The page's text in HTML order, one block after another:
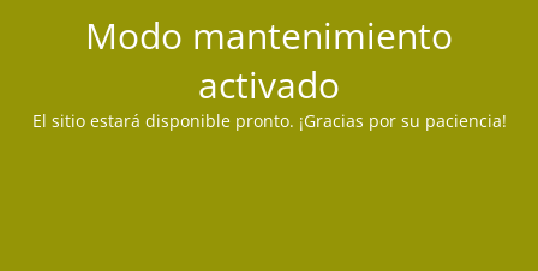
Modo mantenimiento
activado
El sitio estará disponible pronto. ¡Gracias por su paciencia!